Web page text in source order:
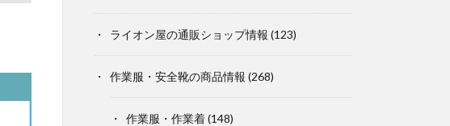
ライオン屋の通販ショップ情報 (123)
作業服・安全靴の商品情報 (268)
作業服・作業着(148)